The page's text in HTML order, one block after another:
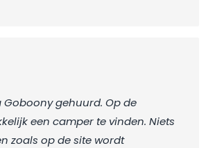
Goboony gehuurd. Op de
een camper te vinden. Niets
zoals op de site wordt